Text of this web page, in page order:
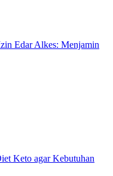
Edar Alkes: Menjamin
Keto agar Kebutuhan